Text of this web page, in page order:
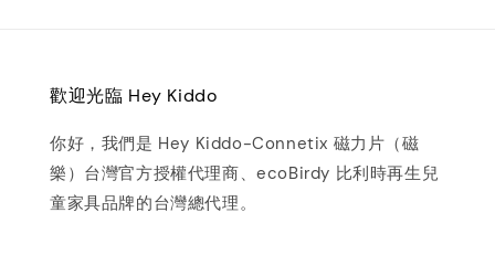
歡迎光臨 Hey Kiddo
你好，我們是 Hey Kiddo-Connetix 磁力片（磁
樂）台灣官方授權代理商、ecoBirdy 比利時再生兒
童家具品牌的台灣總代理。